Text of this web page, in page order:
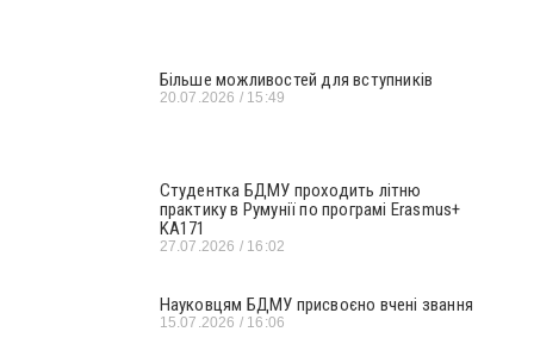
Більше можливостей для вступників
20.07.2026 15:49
Студентка БДМУ проходить літню
практику в Румунії по програмі Erasmus+
KA171
27.07.2026 16:02
Науковцям БДМУ присвоєно вчені звання
15.07.2026 16:06